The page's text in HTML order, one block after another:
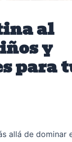
al
y
para
allá de dominar